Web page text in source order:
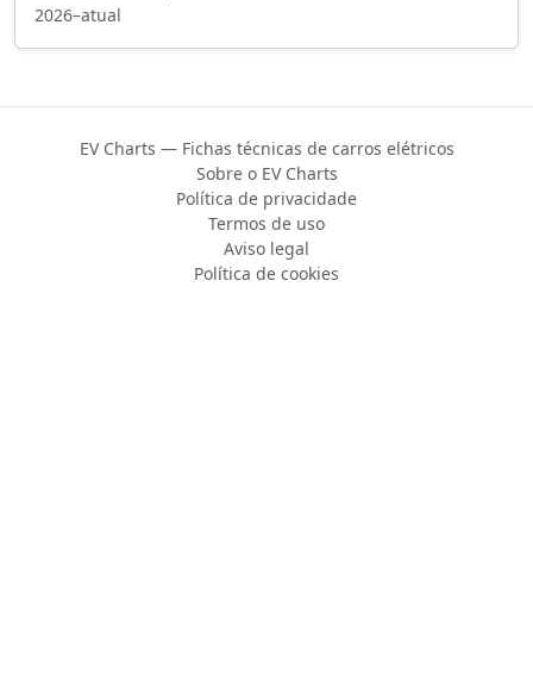
2026–atual
EV Charts — Fichas técnicas de carros elétricos
Sobre o EV Charts
Política de privacidade
Termos de uso
Aviso legal
Política de cookies